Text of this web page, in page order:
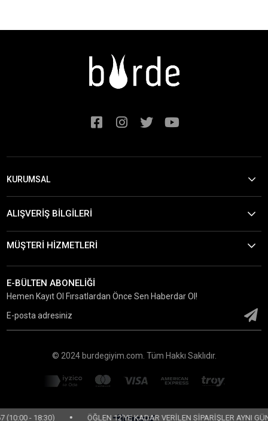
KURUMSAL
ALIŞVERİŞ BİLGİLERİ
MÜŞTERİ HİZMETLERİ
E-BÜLTEN ABONELİĞİ
Hemen Kayıt Ol Fırsatlardan Önce Sen Haberdar Ol!
© 2024 burdegiyim.com. Tüm Hakkı Saklıdır.
- 18:30) • ÖĞLEN 12'YE KADAR VERİLEN SİPARİŞLER AYNI GÜN